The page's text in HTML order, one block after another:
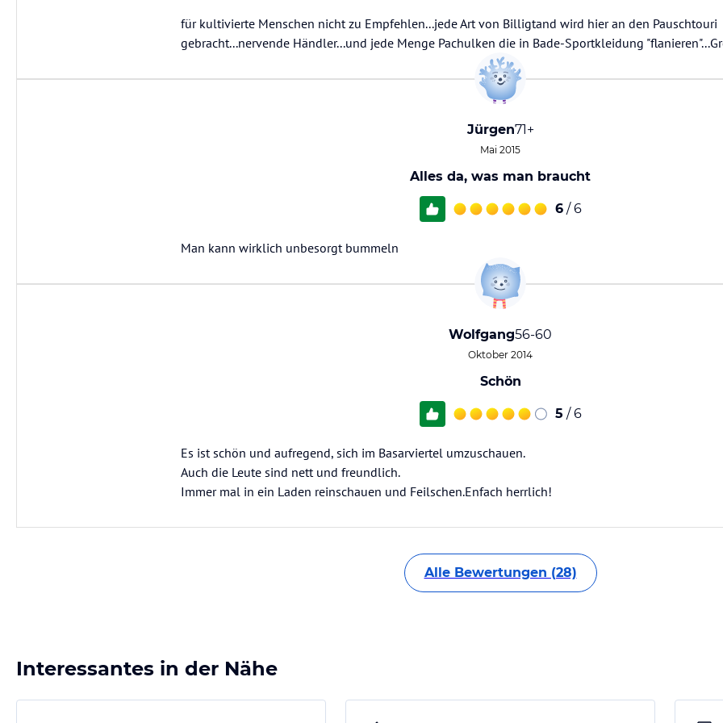
für kultivierte Menschen nicht zu Empfehlen...jede Art von Billigtand wird hier an den Pauschtouri
gebracht...nervende Händler...und jede Menge Pachulken die in Bade-Sportkleidung
Jürgen71+
Mai 2015
Alles da, was man braucht
6 / 6
Man kann wirklich unbesorgt bummeln
Wolfgang56-60
Oktober 2014
Schön
5 / 6
Es ist schön und aufregend, sich im Basarviertel umzuschauen.
Auch die Leute sind nett und freundlich.
Immer mal in ein Laden reinschauen und Feilschen.Enfach herrlich!
Alle Bewertungen (28)
Interessantes in der Nähe